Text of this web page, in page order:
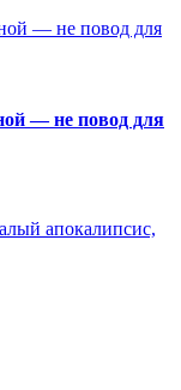
— не повод для
апокалипсис,